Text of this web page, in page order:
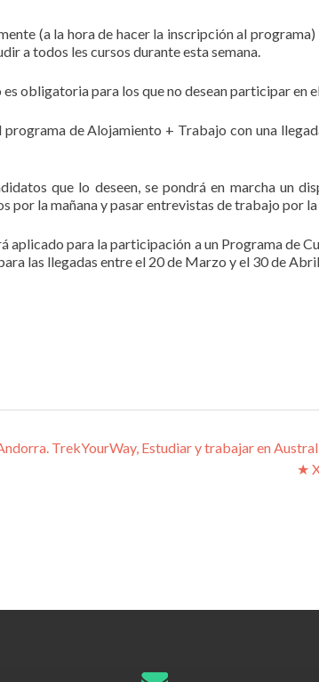
(a la hora de hacer la inscripción al
a todos les cursos durante esta semana.
obligatoria para los que no desean participar en
programa de Alojamiento + Trabajo con una
que lo deseen, se pondrá en marcha un
por la mañana y pasar entrevistas de trabajo por
aplicado para la participación a un Programa de
las llegadas entre el 20 de Marzo y el 30 de
TrekYourWay, Estudiar y trabajar en
★